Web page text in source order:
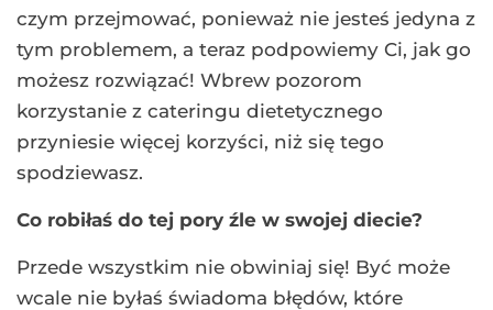
czym przejmować, ponieważ nie jesteś jedyna z
tym problemem, a teraz podpowiemy Ci, jak go
możesz rozwiązać! Wbrew pozorom
korzystanie z cateringu dietetycznego
przyniesie więcej korzyści, niż się tego
spodziewasz.
Co robiłaś do tej pory źle w swojej diecie?
Przede wszystkim nie obwiniaj się! Być może
wcale nie byłaś świadoma błędów, które